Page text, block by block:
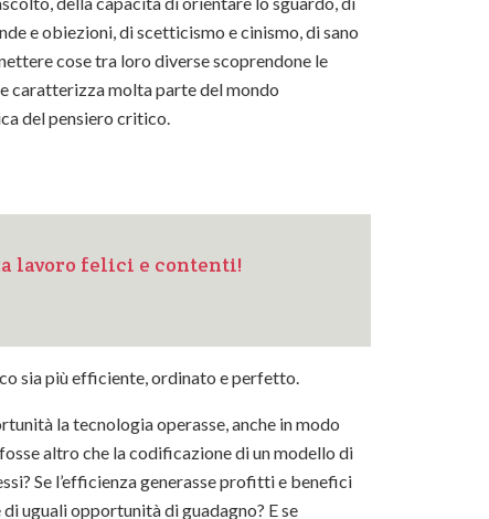
e obiezioni, di scetticismo e cinismo, di sano
cose tra loro diverse scoprendone le
caratterizza molta parte del mondo
del pensiero critico.
lavoro felici e contenti!
sia più efficiente, ordinato e perfetto.
la tecnologia operasse, anche in modo
altro che la codificazione di un modello di
Se l’efficienza generasse profitti e benefici
uguali opportunità di guadagno? E se